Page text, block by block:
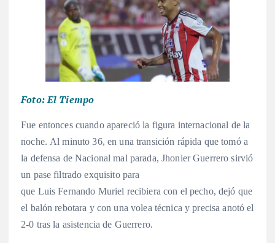
Foto: El Tiempo
Fue entonces cuando apareció la figura internacional de la
noche. Al minuto 36, en una transición rápida que tomó a
la defensa de Nacional mal parada, Jhonier Guerrero sirvió
un pase filtrado exquisito para
que Luis Fernando Muriel recibiera con el pecho, dejó que
el balón rebotara y con una volea técnica y precisa anotó el
2-0 tras la asistencia de Guerrero.